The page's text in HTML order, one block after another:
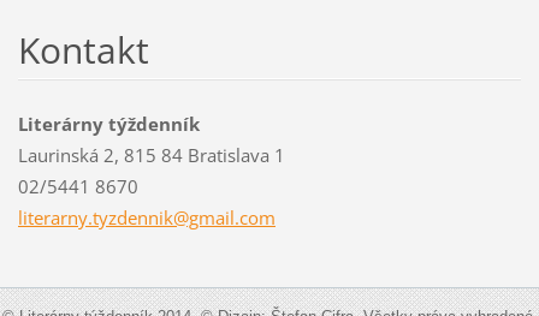
Kontakt
Literárny týždenník
Laurinská 2, 815 84 Bratislava 1
02/5441 8670
literarny.tyzdennik@gmail.com